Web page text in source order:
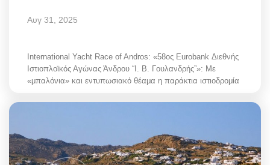
Αυγ 31, 2025
International Yacht Race of Andros: «58ος Eurobank Διεθνής
Ιστιοπλοϊκός Αγώνας Άνδρου “Ι. Β. Γουλανδρής”»: Με
«μπαλόνια» και εντυπωσιακό θέαμα η παράκτια ιστιοδρομία